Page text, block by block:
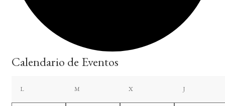
Calendario de Eventos
Llunes Mmartes Xmiércoles Jjueves